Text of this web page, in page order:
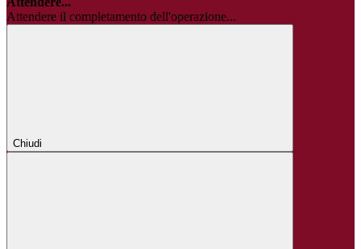
Attendere il completamento dell'operazione...
Chiudi